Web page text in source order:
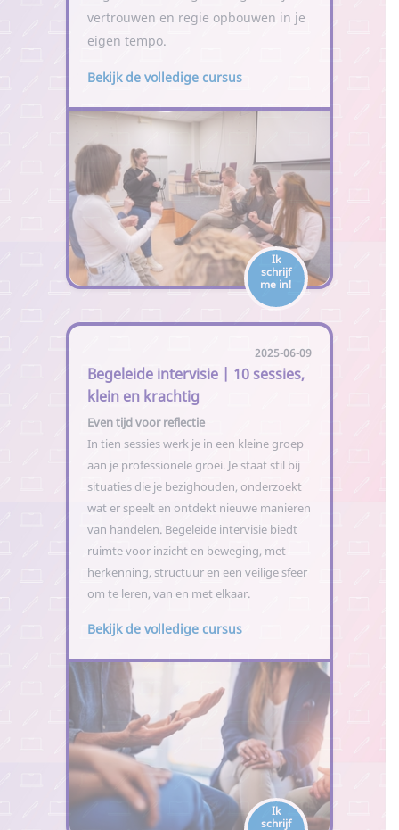
vertrouwen en regie opbouwen in je
eigen tempo.
Bekijk de volledige cursus
Ik
schrijf
me in!
2025-06-09
Begeleide intervisie | 10 sessies,
klein en krachtig
Even tijd voor reflectie
In tien sessies werk je in een kleine groep
aan je professionele groei. Je staat stil bij
situaties die je bezighouden, onderzoekt
wat er speelt en ontdekt nieuwe manieren
van handelen. Begeleide intervisie biedt
ruimte voor inzicht en beweging, met
herkenning, structuur en een veilige sfeer
om te leren, van en met elkaar.
Bekijk de volledige cursus
Ik
schrijf